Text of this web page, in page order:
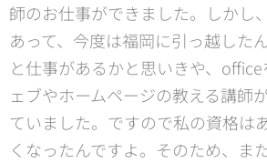
師のお仕事ができました。しかし
あって、今度は福岡に引っ越した
と仕事があるかと思いきや、
ェブやホームページの教える講師
ていました。ですので私の資格は
くなったんですよ。そのため、ま